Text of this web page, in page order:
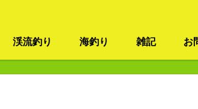
渓流釣り 海釣り 雑記 お